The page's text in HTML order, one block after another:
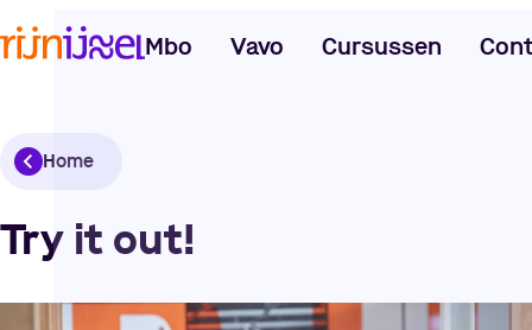
Mbo Vavo Cursussen
Home
Try it out!